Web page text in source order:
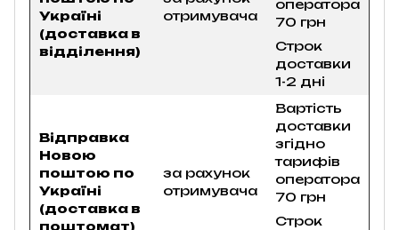
Україні
(доставка в
відділення)
отримувача
оператора
70 грн
Строк
доставки
1-2 дні
Відправка
Новою
поштою по
Україні
(доставка в
поштомат)
за рахунок
отримувача
Вартість
доставки
згідно
тарифів
оператора
70 грн
Строк